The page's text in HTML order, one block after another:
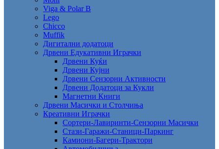
Viga & Polar B
Lego
Chicco
Muffik
Дигитални додатоци
Дрвени Едукативни Играчки
Дрвени Куќи
Дрвени Кујни
Дрвени Сензорни Активности
Дрвени Додатоци за Кукли
Магнетни Книги
Дрвени Масички и Столчиња
Креативни Играчки
Сортери-Лавиринти-Сензорни Масички
Стази-Гаражи-Станици-Паркинг
Камиони-Багери-Трактори